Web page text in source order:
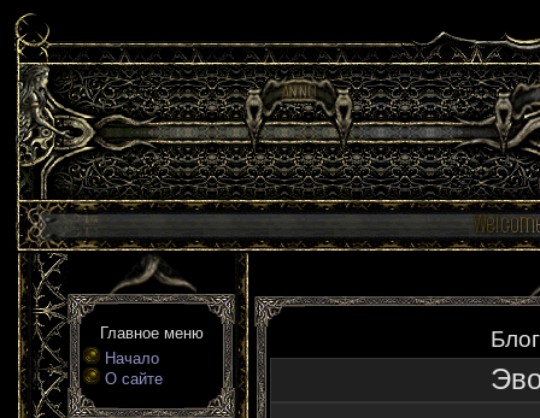
Главное меню
Начало
О сайте